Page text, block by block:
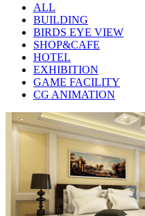
ALL
BUILDING
BIRDS EYE VIEW
SHOP&CAFE
HOTEL
EXHIBITION
GAME FACILITY
CG ANIMATION